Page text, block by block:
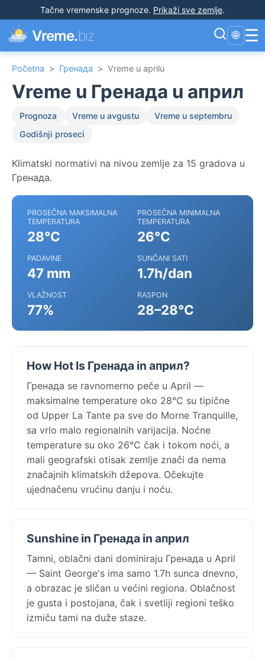
Tačne vremenske prognoze. Prikaži sve zemlje.
Vreme.biz 🌐 ☰
Početna > Гренада > Vreme u aprilu
Vreme u Гренада u април
Prognoza Vreme u avgustu
Vreme u septembru
Godišnji proseci
Klimatski normativi na nivou zemlje za 15 gradova u
Гренада.
PROSEČNA MAKSIMALNA
TEMPERATURA
28°C
PROSEČNA MINIMALNA
TEMPERATURA
26°C
PADAVINE
47 mm
SUNČANI SATI
1.7h/dan
VLAŽNOST
77%
RASPON
28–28°C
How Hot Is Гренада in април?
Гренада se ravnomerno peče u April —
maksimalne temperature oko 28°C su tipične
od Upper La Tante pa sve do Morne Tranquille,
sa vrlo malo regionalnih varijacija. Noćne
temperature su oko 26°C čak i tokom noći, a
mali geografski otisak zemlje znači da nema
značajnih klimatskih džepova. Očekujte
ujednačenu vrućinu danju i noću.
Sunshine in Гренада in април
Tamni, oblačni dani dominiraju Гренада u April
— Saint George's ima samo 1.7h sunca dnevno,
a obrazac je sličan u većini regiona. Oblačnost
je gusta i postojana, čak i svetliji regioni teško
izmiču tami na duže staze.